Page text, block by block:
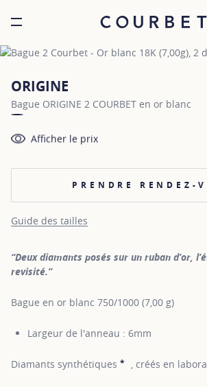
Burger toggle menu
ORIGINE
Bague ORIGINE 2 COURBET en or blanc
Afficher le prix
PRENDRE RENDEZ-
Guide des tailles
“Deux diamants posés sur un ruban d’or,
revisité.”
Bague en or blanc 750/1000 (7,00 g)
Largeur de l'anneau : 6mm
Diamants synthétiques * SHOW
, créés en